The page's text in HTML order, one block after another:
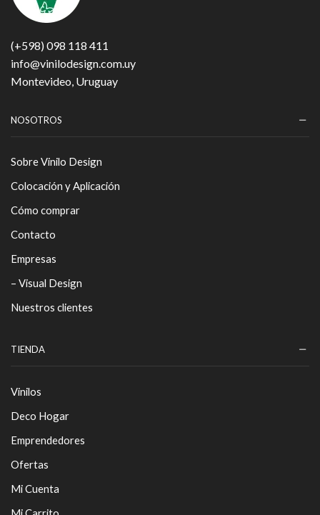
(+598) 098 118 411
info@vinilodesign.com.uy
Montevideo, Uruguay
NOSOTROS
Sobre Vinilo Design
Colocación y Aplicación
Cómo comprar
Contacto
Empresas
– Visual Design
Nuestros clientes
TIENDA
Vinilos
Deco Hogar
Emprendedores
Ofertas
Mi Cuenta